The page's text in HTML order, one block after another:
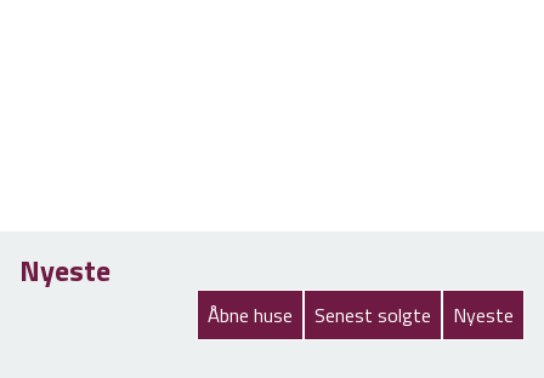
Nyeste
Åbne huse Senest solgte Nyeste